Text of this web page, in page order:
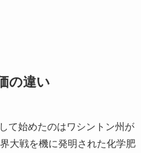
の違い
て始めたのはワシントン州が
大戦を機に発明された化学肥